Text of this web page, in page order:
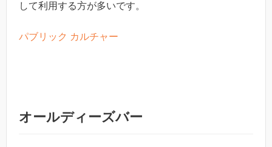
して利用する方が多いです。
パブリック カルチャー
オールディーズバー